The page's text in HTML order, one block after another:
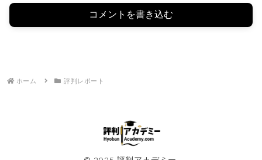
コメントを書き込む
ホーム 評判レポート